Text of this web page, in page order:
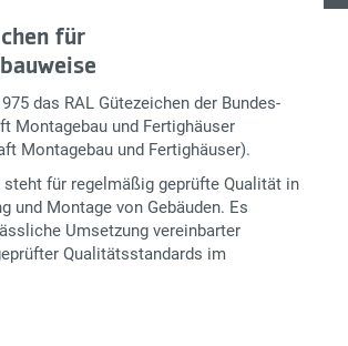
für
das RAL Gütezeichender Bundes-
Montagebau und Fertighäuser
Montagebau und Fertighäuser).
steht für regelmäßig geprüfte Qualität in
und Montage von Gebäuden. Es
Umsetzung vereinbarter
Qualitätsstandards im